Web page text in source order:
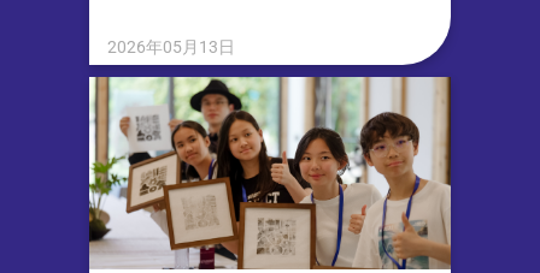
2026年05月13日